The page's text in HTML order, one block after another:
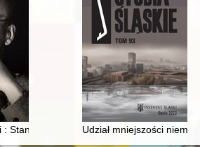
: Stanisław Hejmowski, proces Arthura
Udział mniejszości